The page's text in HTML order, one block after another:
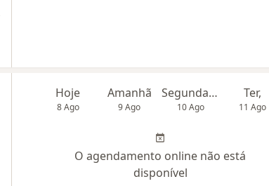
Hoje
8 Ago
Amanhã
9 Ago
Segunda-feira
10 Ago
Ter,
11 Ago
O agendamento online não está
disponível